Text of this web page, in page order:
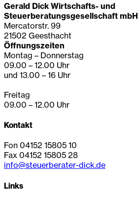
Gerald Dick Wirtschafts- und
Steuerberatungsgesellschaft mbH
Mercatorstr. 99
21502 Geesthacht
Öffnungszeiten
Montag – Donnerstag
09.00 – 12.00 Uhr
und 13.00 – 16 Uhr
Freitag
09.00 – 12.00 Uhr
Kontakt
Fon 04152 15805 10
Fax 04152 15805 28
info@steuerberater-dick.de
Links